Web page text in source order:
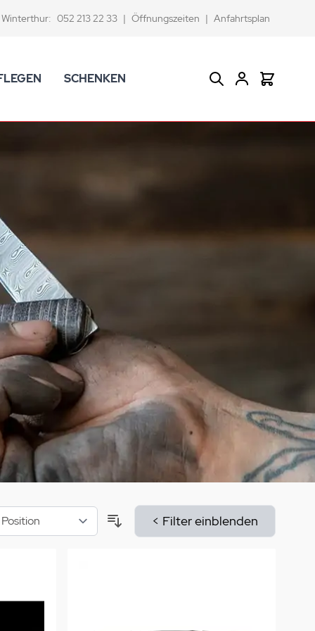
Winterthur: 052 213 22 33 | Öffnungszeiten | Anfahrtsplan
-becher
-sprudler
und Ersatzbürsten
Badezimmer-Artikel
des Sens Körperpflege
>
SCHENKEN Suche
Sortieren nach
< Filter einblenden